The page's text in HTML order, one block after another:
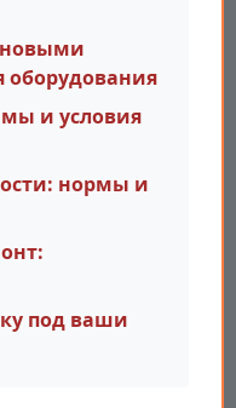
оборудования
и условия
нормы и
под ваши